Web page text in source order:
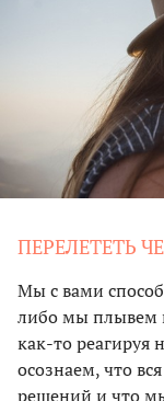
ПЕРЕЛЕТЕТЬ
Мы с вами
либо мы плывем
как-то реагируя
осознаем, что
решений и что